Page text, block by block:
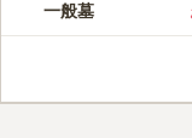
一般墓